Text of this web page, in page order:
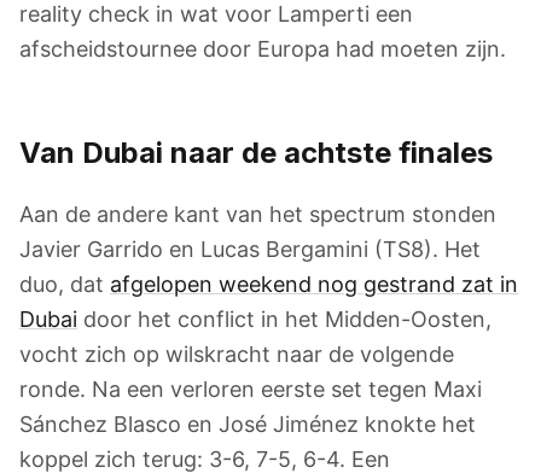
reality check in wat voor Lamperti een
afscheidstournee door Europa had moeten zijn.
Van Dubai naar de achtste finales
Aan de andere kant van het spectrum stonden
Javier Garrido en Lucas Bergamini (TS8). Het
duo, dat afgelopen weekend nog gestrand zat in
Dubai door het conflict in het Midden-Oosten,
vocht zich op wilskracht naar de volgende
ronde. Na een verloren eerste set tegen Maxi
Sánchez Blasco en José Jiménez knokte het
koppel zich terug: 3-6, 7-5, 6-4. Een